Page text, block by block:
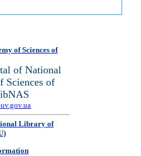
of Sciences of
of National
Sciences of
Library of